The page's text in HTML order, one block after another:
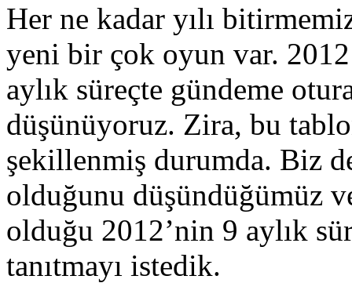
Her ne kadar yılı
yeni bir çok oyun var.
aylık süreçte gündeme
düşünüyoruz. Zira, bu
şekillenmiş durumda. Biz
olduğunu düşündüğümüz
olduğu 2012’nin 9 aylık
tanıtmayı istedik.